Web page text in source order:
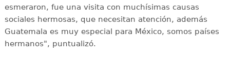
esmeraron, fue una visita con muchísimas causas
sociales hermosas, que necesitan atención, además
Guatemala es muy especial para México, somos países
hermanos", puntualizó.